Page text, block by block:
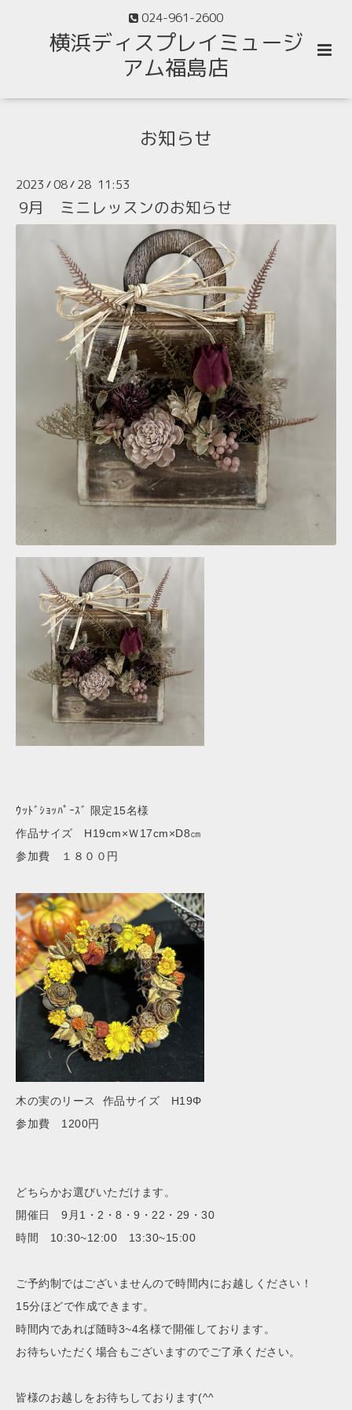
024-961-2600
横浜ディスプレイミュージ
アム福島店
お知らせ
2023 /08/ 28 11:53
9月 ミニレッスンのお知らせ
ｳｯﾄﾞｼｮｯﾊﾟｰｽﾞ
限定15名様
作品サイズ H19cm×Ｗ17cm×D8㎝
参加費 １８００円
木の実のリース 作品サイズ H19Φ
参加費 1200円
どちらかお選びいただけます。
開催日 9月1・2・8・9・22・29・30
時間 10:30~12:00 13:30~15:00
ご予約制ではございませんので時間内にお越しください！
15分ほどで作成できます。
時間内であれば随時3~4名様で開催しております。
お待ちいただく場合もございますのでご了承ください。
皆様のお越しをお待ちしております(^^